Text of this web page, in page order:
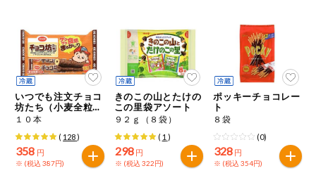
いつでも注文（毎週企画）
専門ショップサイト
コープしがのサービス
切り花・仏花
ティッシュ・
トイレットペ
ーパー
衛生・生理用
品
さけ ゼラチン 大豆
鶏肉 バナナ 豚肉
りんご
いつでも注文チョコ
坊たち（小麦全粒粉
入り）
１０本
( 128)
358 円
※ (税込 387円)
きのこの山とたけの
この里袋アソート
９２ｇ（８袋）
( 1 )
298 円
※ (税込 322円)
ポッキーチョコレー
ト
８袋
(0)
328 円
※ (税込 354円)